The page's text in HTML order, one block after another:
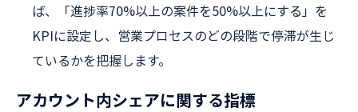
ば、「進捗率70%以上の案件を50%以上にする」を
KPIに設定し、営業プロセスのどの段階で停滞が生じ
ているかを把握します。
アカウント内シェアに関する指標